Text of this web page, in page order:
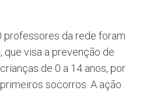
professores da rede foram
visa a prevenção de
de 0 a 14 anos, por
socorros. A ação